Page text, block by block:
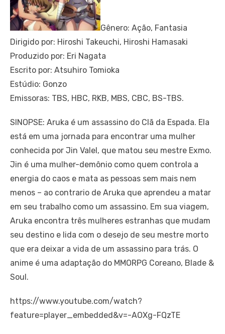
Gênero: Ação, Fantasia
Dirigido por: Hiroshi Takeuchi, Hiroshi Hamasaki
Produzido por: Eri Nagata
Escrito por: Atsuhiro Tomioka
Estúdio: Gonzo
Emissoras: TBS, HBC, RKB, MBS, CBC, BS-TBS.
SINOPSE: Aruka é um assassino do Clã da Espada. Ela
está em uma jornada para encontrar uma mulher
conhecida por Jin Valel, que matou seu mestre Exmo.
Jin é uma mulher-demônio como quem controla a
energia do caos e mata as pessoas sem mais nem
menos – ao contrario de Aruka que aprendeu a matar
em seu trabalho como um assassino. Em sua viagem,
Aruka encontra três mulheres estranhas que mudam
seu destino e lida com o desejo de seu mestre morto
que era deixar a vida de um assassino para trás. O
anime é uma adaptação do MMORPG Coreano, Blade &
Soul.
https://www.youtube.com/watch?
feature=player_embedded&v=-AOXg-FQzTE